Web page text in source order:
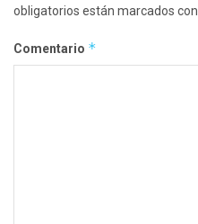
obligatorios están marcados con
Comentario *